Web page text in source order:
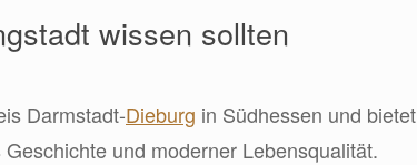
wissen sollten
Darmstadt-Dieburg in Südhessen und bietet
und moderner Lebensqualität.